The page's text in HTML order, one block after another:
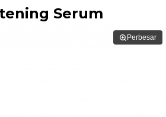
Serum
Perbesar